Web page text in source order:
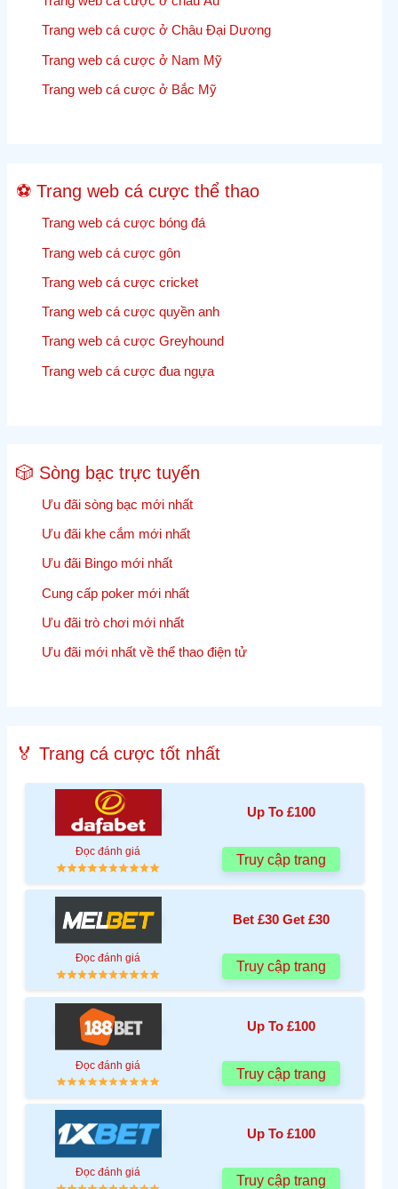
cập
nhật,
quả
và
trực
tiếp
Trang web cá cược ở Châu Đại Dương
Trang web cá cược ở Nam Mỹ
Trang web cá cược ở Bắc Mỹ
⚽ Trang web cá cược thể thao
Trang web cá cược bóng đá
Trang web cá cược gôn
Trang web cá cược cricket
Trang web cá cược quyền anh
Trang web cá cược Greyhound
Trang web cá cược đua ngựa
🎲 Sòng bạc trực tuyến
Ưu đãi sòng bạc mới nhất
Ưu đãi khe cắm mới nhất
Ưu đãi Bingo mới nhất
Cung cấp poker mới nhất
Ưu đãi trò chơi mới nhất
Ưu đãi mới nhất về thể thao điện tử
🏅 Trang cá cược tốt nhất
Up To £100
Đọc đánh giá
Truy cập trang
Bet £30 Get £30
Đọc đánh giá
Truy cập trang
Up To £100
Đọc đánh giá
Truy cập trang
Up To £100
Đọc đánh giá
Truy cập trang